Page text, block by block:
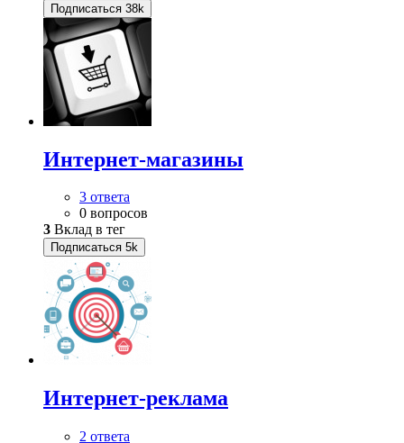
Подписаться 38k
Интернет-магазины
3 ответа
0 вопросов
3 Вклад в тег
Подписаться 5k
Интернет-реклама
2 ответа